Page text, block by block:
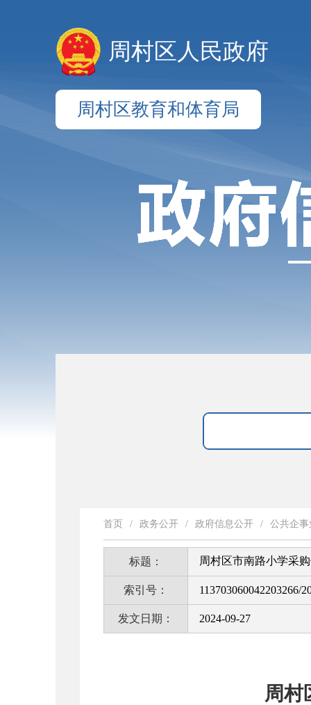
周村区人民政府
周村区教育和体育局
首页 / 政务公开 / 政府信息公开 / 公共企
标题： 周村区市南路小学采
索引号： 113703060042203266/
发文日期： 2024-09-27
周村